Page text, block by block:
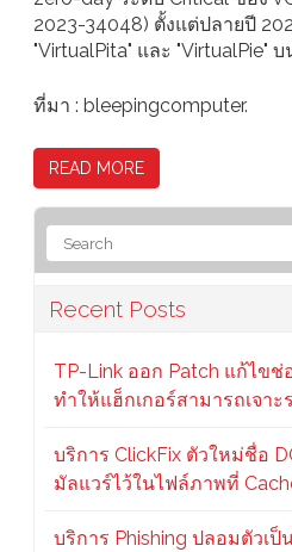
2023-34048) ตั้งแต่ปลายปี
"VirtualPita" และ "VirtualPie"
ที่มา : bleepingcomputer.
READ MORE
Recent Posts
TP-Link ออก Patch แก้ไขช่
ทำให้แฮ็กเกอร์สามารถเจาะ
บริการ ClickFix ตัวใหม่ชื่อ
มัลแวร์ไว้ในไฟล์ภาพที่
บริการ Phishing ปลอมตัวเป็